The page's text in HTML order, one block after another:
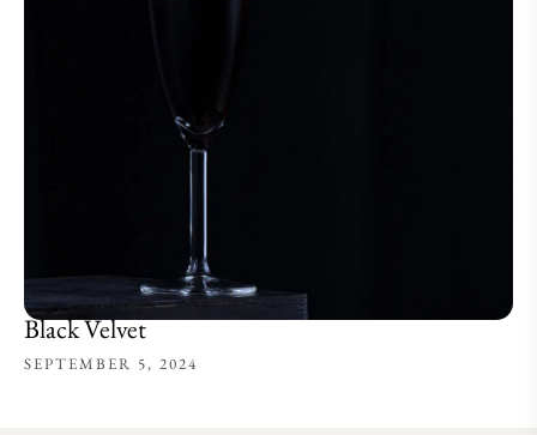
Black Velvet
SEPTEMBER 5, 2024